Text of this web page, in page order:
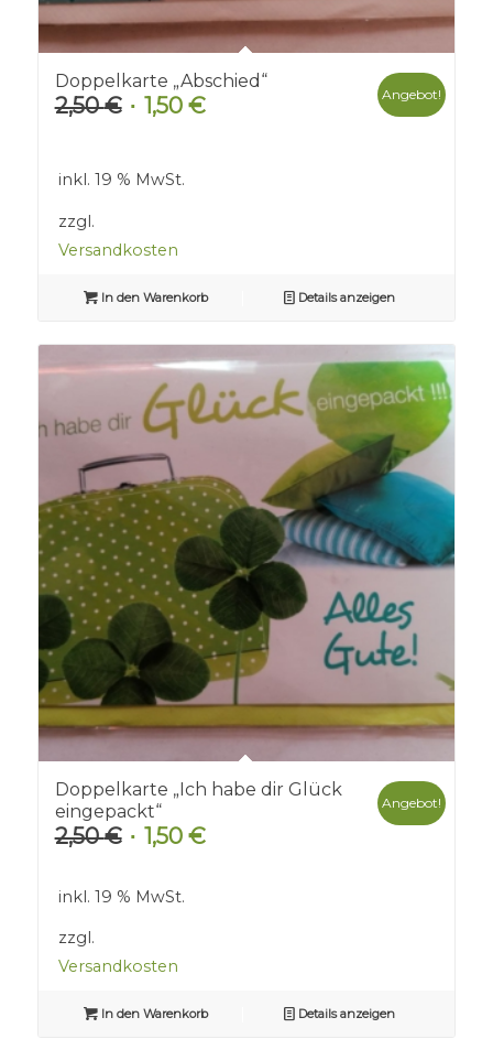
Doppelkarte „Abschied“
2,50€ Ursprünglicher
2,50 €
1,50 €Aktueller
Angebot!
inkl. 19 % MwSt.
zzgl.
Versandkosten
In den Warenkorb Details anzeigen
Doppelkarte „Ich habe dir Glück
eingepackt“
2,50€ Ursprünglicher
war:
1,50 €Aktueller
Angebot!
inkl. 19 % MwSt.
zzgl.
Versandkosten
In den Warenkorb Details anzeigen